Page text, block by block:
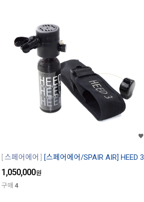
스페어에어 [스페어에어/SPAIR AIR] HEED 3
1,050,000원
구매 4